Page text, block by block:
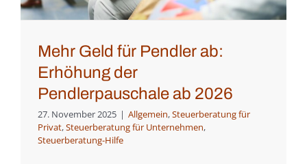
Mehr Geld für Pendler ab:
Erhöhung der
Pendlerpauschale ab 2026
27. November 2025 | Allgemein,Steuerberatung für
Privat,Steuerberatung für Unternehmen,
Steuerberatung-Hilfe